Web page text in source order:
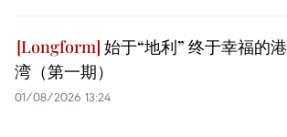
始于“地利” 终于幸福的港
湾（第一期）
01/08/2026 13:24